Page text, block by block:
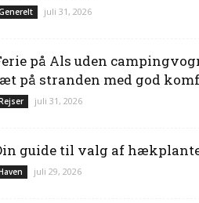
juli 31, 2026
på Als uden
på stranden med god
juli 31, 2026
guide til valg af
juli 29, 2026